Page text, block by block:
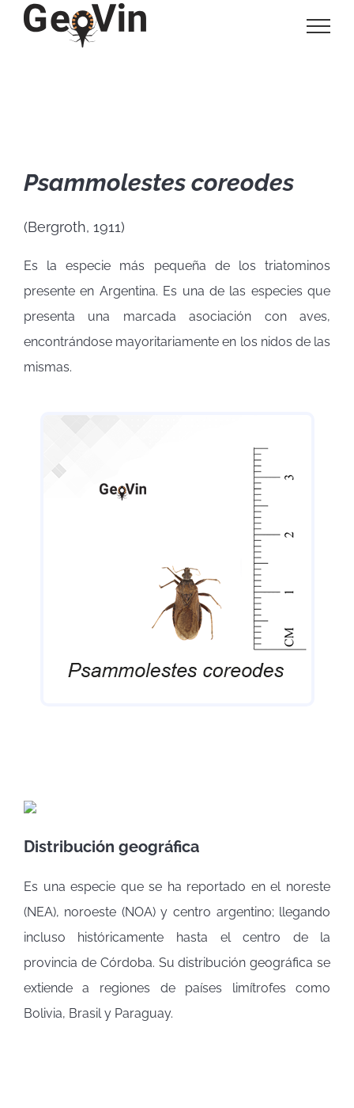
Saltar
Psammolestes coreodes
(Bergroth, 1911)
Es la especie más pequeña de los triatominos
presente en Argentina. Es una de las especies que
presenta una marcada asociación con aves,
encontrándose mayoritariamente en los nidos de las
mismas.
Distribución geográfica
Es una especie que se ha reportado en el noreste
(NEA), noroeste (NOA) y centro argentino; llegando
incluso históricamente hasta el centro de la
provincia de Córdoba. Su distribución geográfica se
extiende a regiones de países limítrofes como
Bolivia, Brasil y Paraguay.